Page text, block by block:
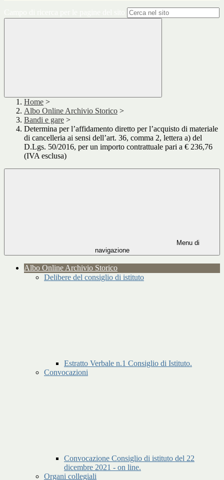
Home >
Albo Online Archivio Storico >
Bandi e gare >
Determina per l’affidamento diretto per l’acquisto di materiale
di cancelleria ai sensi dell’art. 36, comma 2, lettera a) del
D.Lgs. 50/2016, per un importo contrattuale pari a € 236,76
(IVA esclusa)
Menu di
navigazione
Albo Online Archivio Storico
Delibere del consiglio di istituto
Estratto Verbale n.1 Consiglio di Istituto.
Convocazioni
Convocazione Consiglio di istituto del 22
dicembre 2021 - on line.
Organi collegiali